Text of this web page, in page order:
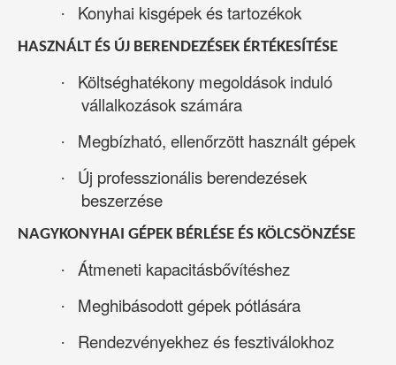
· Konyhai kisgépek és tartozékok
HASZNÁLT ÉS ÚJ BERENDEZÉSEK ÉRTÉKESÍTÉSE
·
Költséghatékony megoldások induló
vállalkozások számára
· Megbízható, ellenőrzött használt gépek
·
Új professzionális berendezések
beszerzése
NAGYKONYHAI GÉPEK BÉRLÉSE ÉS KÖLCSÖNZÉSE
· Átmeneti kapacitásbővítéshez
· Meghibásodott gépek pótlására
· Rendezvényekhez és fesztiválokhoz